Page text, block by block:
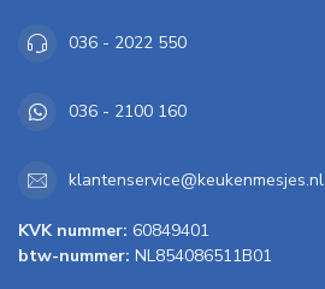
036 - 2022 550
036 - 2100 160
klantenservice@keukenmesjes.nl
KVK nummer: 60849401
btw-nummer: NL854086511B01